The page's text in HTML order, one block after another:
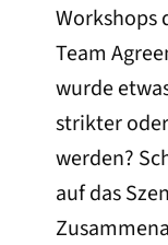
Workshops
Team
wurde
strikter
werden?
auf das